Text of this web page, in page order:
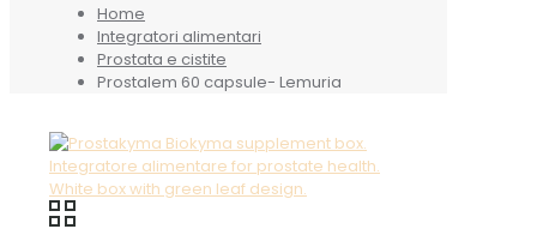
Home
Integratori alimentari
Prostata e cistite
Prostalem 60 capsule- Lemuria